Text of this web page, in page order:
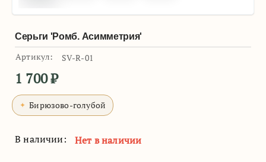
Серьги 'Ромб. Асимметрия'
Артикул: SV-R-01
1 700₽
Бирюзово-голубой
В наличии: Нет в наличии